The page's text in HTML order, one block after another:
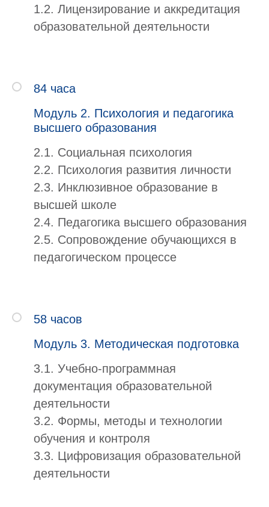
1.2. Лицензирование и аккредитация
образовательной деятельности
84 часа
Модуль 2. Психология и педагогика
высшего образования
2.1. Социальная психология
2.2. Психология развития личности
2.3. Инклюзивное образование в
высшей школе
2.4. Педагогика высшего образования
2.5. Сопровождение обучающихся в
педагогическом процессе
58 часов
Модуль 3. Методическая подготовка
3.1. Учебно-программная
документация образовательной
деятельности
3.2. Формы, методы и технологии
обучения и контроля
3.3. Цифровизация образовательной
деятельности